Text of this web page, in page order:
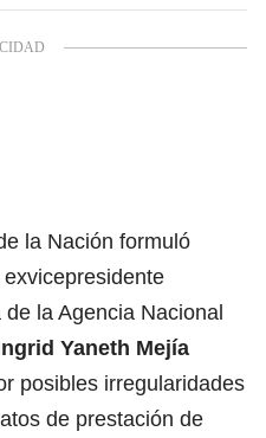
la Nación formuló
la Agencia Nacional
Yaneth Mejía
posibles irregularidades
de prestación de